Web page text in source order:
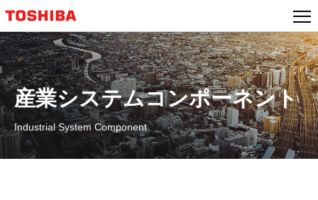
産業システムコンポーネント
Industrial System Component